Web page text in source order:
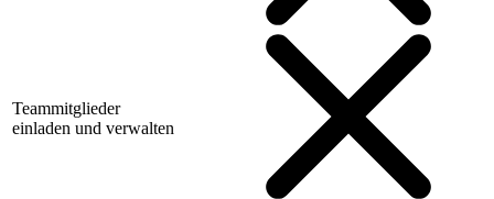
Teammitglieder
einladen und verwalten